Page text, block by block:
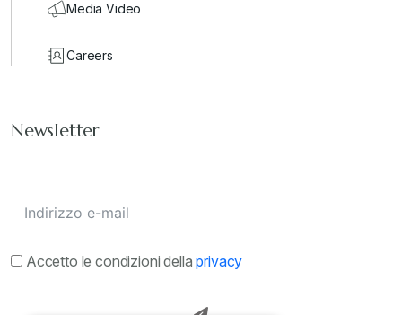
Media Video
Careers
Newsletter
Accetto le condizioni dellaprivacy